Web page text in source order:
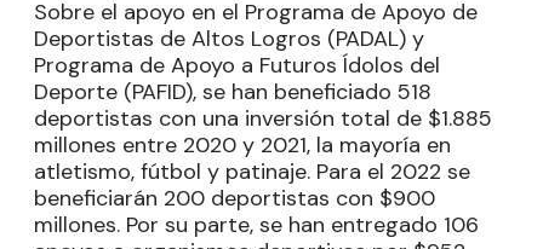
Sobre el apoyo en el Programa de Apoyo de
Deportistas de Altos Logros (PADAL) y
Programa de Apoyo a Futuros Ídolos del
Deporte (PAFID), se han beneficiado 518
deportistas con una inversión total de $1.885
millones entre 2020 y 2021, la mayoría en
atletismo, fútbol y patinaje. Para el 2022 se
beneficiarán 200 deportistas con $900
millones. Por su parte, se han entregado 106